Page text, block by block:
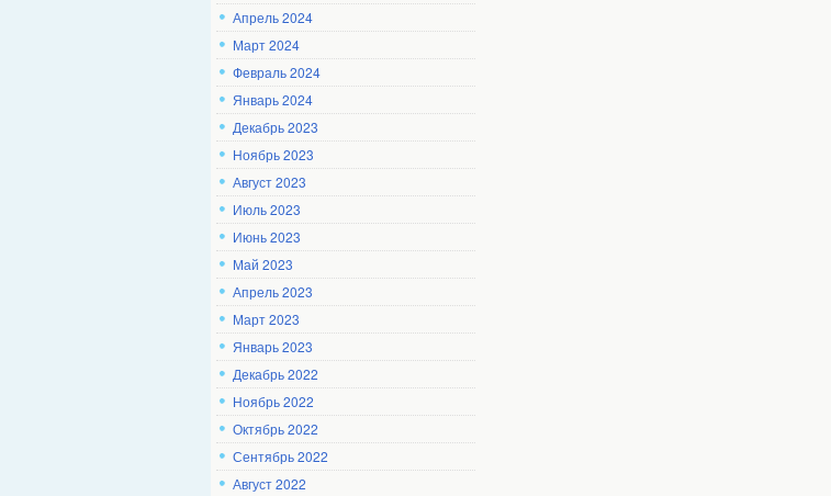
Апрель 2024
Март 2024
Февраль 2024
Январь 2024
Декабрь 2023
Ноябрь 2023
Август 2023
Июль 2023
Июнь 2023
Май 2023
Апрель 2023
Март 2023
Январь 2023
Декабрь 2022
Ноябрь 2022
Октябрь 2022
Сентябрь 2022
Август 2022